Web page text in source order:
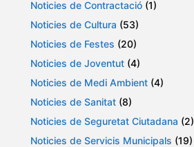
Noticies de Contractació (1)
Noticies de Cultura (53)
Noticies de Festes (20)
Noticies de Joventut (4)
Noticies de Medi Ambient (4)
Noticies de Sanitat (8)
Noticies de Seguretat Ciutadana (2)
Noticies de Servicis Municipals (19)